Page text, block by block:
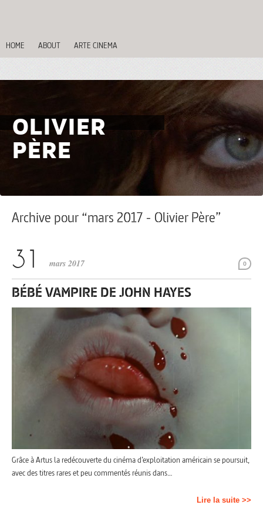
HOME ABOUT ARTE CINEMA
OLIVIER
PÈRE
Archive pour “mars 2017 - Olivier Père”
0
mars 2017
BÉBÉ VAMPIRE DE JOHN HAYES
Grâce à Artus la redécouverte du cinéma d’exploitation américain se poursuit,
avec des titres rares et peu commentés réunis dans…
Lire la suite >>